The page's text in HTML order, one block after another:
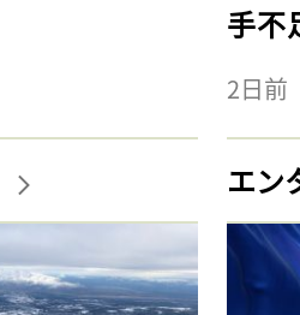
手不
2日前
エン